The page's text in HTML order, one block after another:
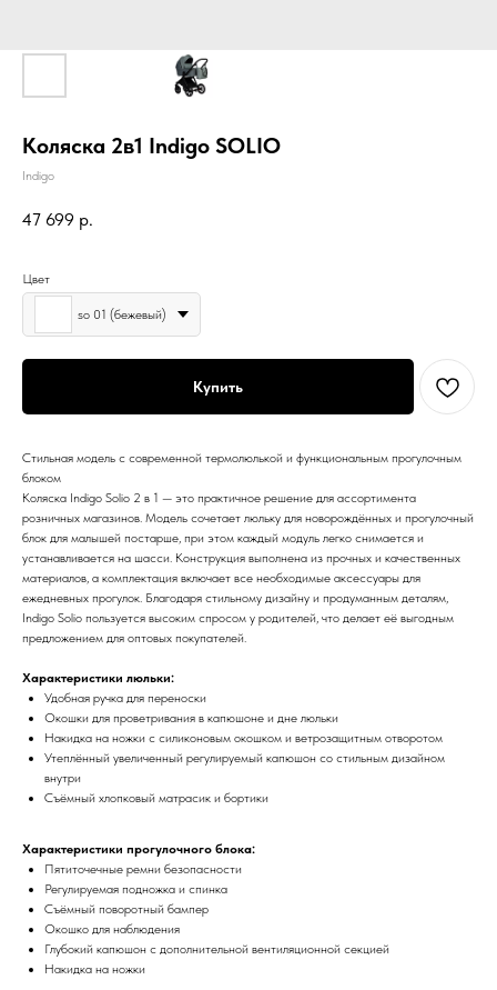
Коляска 2в1 Indigo SOLIO
Indigo
47 699 р.
Цвет
so 01 (бежевый)
Купить
Стильная модель с современной термолюлькой и функциональным прогулочным
блоком
Коляска Indigo Solio 2 в 1 — это практичное решение для ассортимента
розничных магазинов. Модель сочетает люльку для новорождённых и прогулочный
блок для малышей постарше, при этом каждый модуль легко снимается и
устанавливается на шасси. Конструкция выполнена из прочных и качественных
материалов, а комплектация включает все необходимые аксессуары для
ежедневных прогулок. Благодаря стильному дизайну и продуманным деталям,
Indigo Solio пользуется высоким спросом у родителей, что делает её выгодным
предложением для оптовых покупателей.
Характеристики люльки:
Удобная ручка для переноски
Окошки для проветривания в капюшоне и дне люльки
Накидка на ножки с силиконовым окошком и ветрозащитным отворотом
Утеплённый увеличенный регулируемый капюшон cо стильным дизайном
внутри
Съёмный хлопковый матрасик и бортики
Характеристики прогулочного блока:
Пятиточечные ремни безопасности
Регулируемая подножка и спинка
Съёмный поворотный бампер
Окошко для наблюдения
Глубокий капюшон с дополнительной вентиляционной секцией
Накидка на ножки